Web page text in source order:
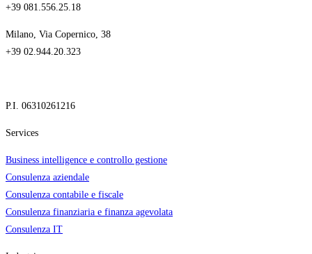
+39 081.556.25.18
Milano, Via Copernico, 38
+39 02.944.20.323
P.I. 06310261216
Services
Business intelligence e controllo gestione
Consulenza aziendale
Consulenza contabile e fiscale
Consulenza finanziaria e finanza agevolata
Consulenza IT